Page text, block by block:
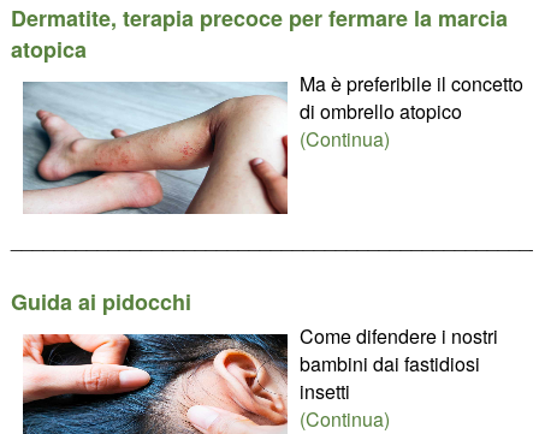
Dermatite, terapia precoce per fermare la marcia
atopica
Ma è preferibile il concetto
di ombrello atopico
(Continua)
Guida ai pidocchi
Come difendere i nostri
bambini dai fastidiosi
insetti
(Continua)